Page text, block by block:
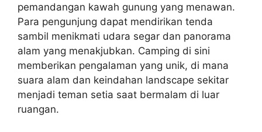
pemandangan kawah gunung yang menawan.
Para pengunjung dapat mendirikan tenda
sambil menikmati udara segar dan panorama
alam yang menakjubkan. Camping di sini
memberikan pengalaman yang unik, di mana
suara alam dan keindahan landscape sekitar
menjadi teman setia saat bermalam di luar
ruangan.